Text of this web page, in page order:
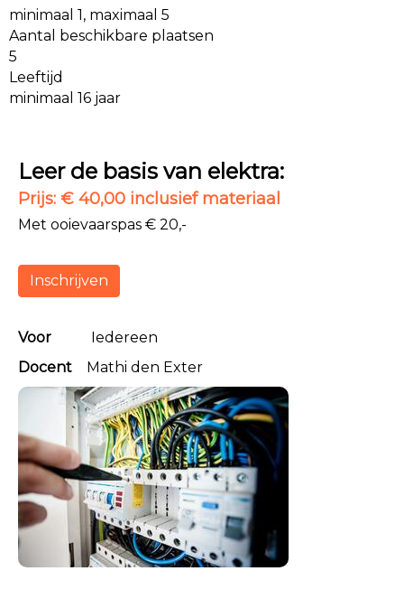
minimaal 1, maximaal 5
Aantal beschikbare plaatsen
5
Leeftijd
minimaal 16 jaar
Leer de basis van elektra:
Prijs: € 40,00 inclusief materiaal
Met ooievaarspas € 20,-
Inschrijven
Voor Iedereen
Docent Mathi den Exter